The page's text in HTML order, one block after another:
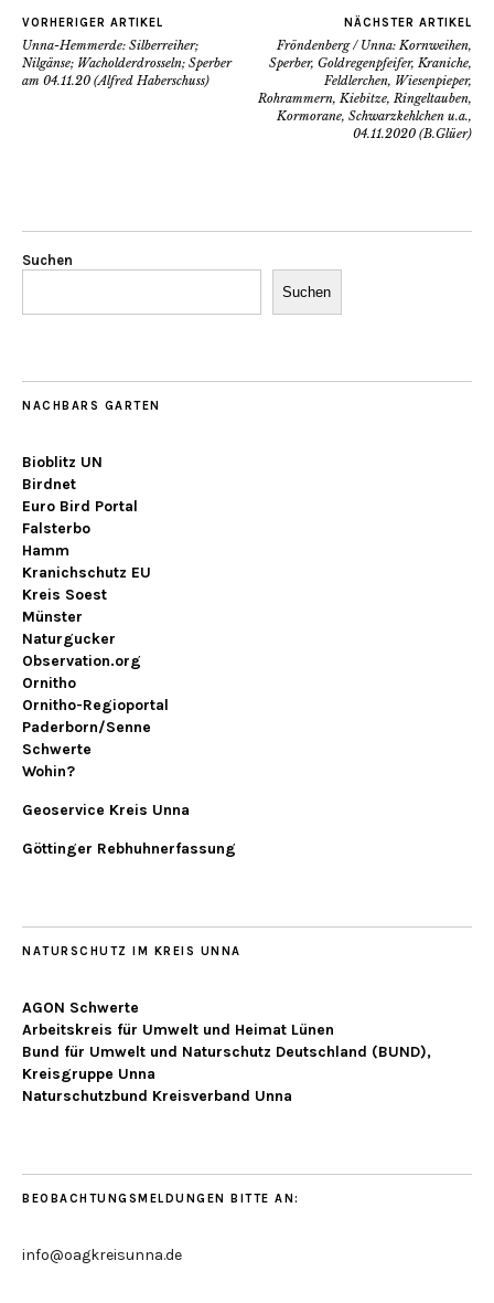
VORHERIGER ARTIKEL
Unna-Hemmerde: Silberreiher;
Nilgänse; Wacholderdrosseln; Sperber
am 04.11.20 (Alfred Haberschuss)
NÄCHSTER ARTIKEL
Fröndenberg / Unna: Kornweihen,
Sperber, Goldregenpfeifer, Kraniche,
Feldlerchen, Wiesenpieper,
Rohrammern, Kiebitze, Ringeltauben,
Kormorane, Schwarzkehlchen u.a.,
04.11.2020 (B.Glüer)
Suchen
Suchen
NACHBARS GARTEN
Bioblitz UN
Birdnet
Euro Bird Portal
Falsterbo
Hamm
Kranichschutz EU
Kreis Soest
Münster
Naturgucker
Observation.org
Ornitho
Ornitho-Regioportal
Paderborn/Senne
Schwerte
Wohin?
Geoservice Kreis Unna
Göttinger Rebhuhnerfassung
NATURSCHUTZ IM KREIS UNNA
AGON Schwerte
Arbeitskreis für Umwelt und Heimat Lünen
Bund für Umwelt und Naturschutz Deutschland (BUND),
Kreisgruppe Unna
Naturschutzbund Kreisverband Unna
BEOBACHTUNGSMELDUNGEN BITTE AN:
info@oagkreisunna.de